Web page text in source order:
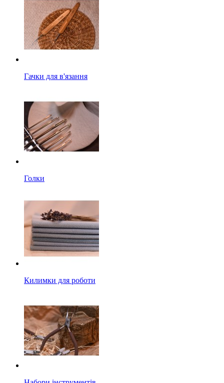
Гачки для в'язання
Голки
Килимки для роботи